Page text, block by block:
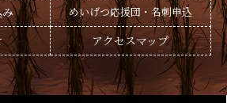
めいげつ応援団・名刺申込
アクセスマップ